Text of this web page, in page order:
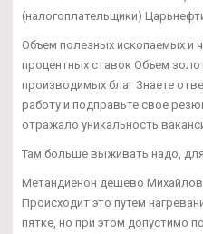
(налогоплательщики)
Объем полезных ископаемых и
процентных ставок Объем
производимых благ Знаете
работу и подправьте свое
отражало уникальность
Там больше выживать надо, для
Метандиенон дешево
Происходит это путем
пятке, но при этом допустимо